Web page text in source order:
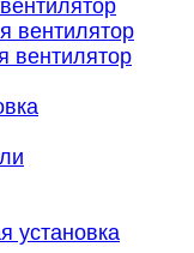
вентилятор
вентилятор
установка